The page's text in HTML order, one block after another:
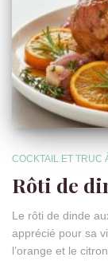
COCKTAIL ET TRUC
Rôti de
Le rôti de dinde
apprécié pour sa
l’orange et le